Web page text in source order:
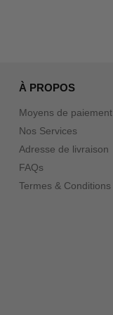
À PROPOS
Moyens de paiement
Nos Services
Adresse de livraison
FAQs
Termes & Conditions